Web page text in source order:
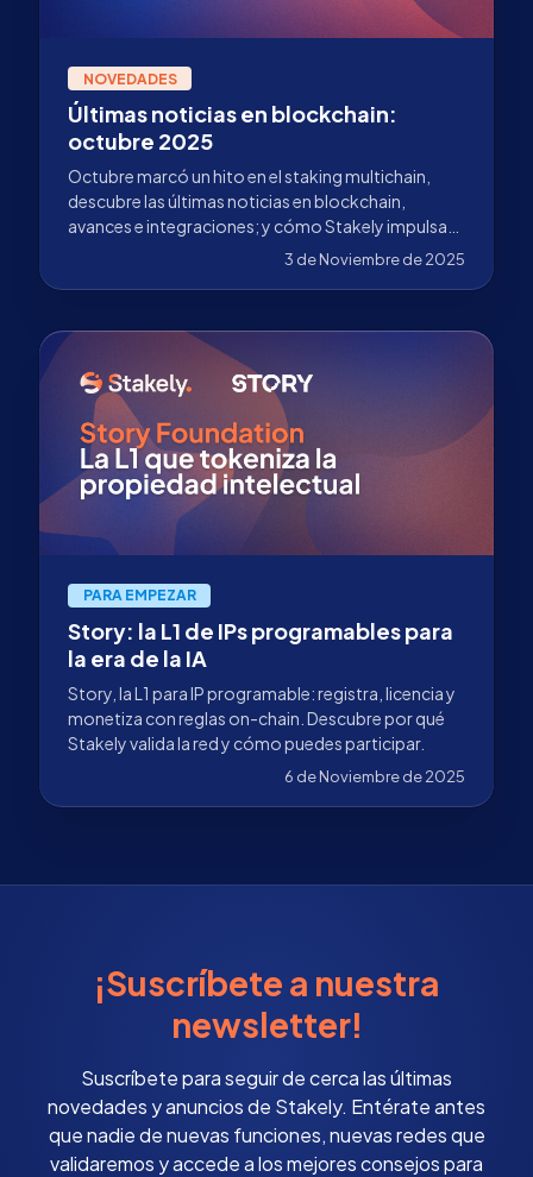
NOVEDADES
Últimas noticias en blockchain:
octubre 2025
Octubre marcó un hito en el staking multichain,
descubre las últimas noticias en blockchain,
avances e integraciones; y cómo Stakely impulsa
3 de Noviembre de 2025
PARA EMPEZAR
Story: la L1 de IPs programables para
la era de la IA
Story, la L1 para IP programable: registra, licencia y
monetiza con reglas on-chain. Descubre por qué
Stakely valida la red y cómo puedes participar.
6 de Noviembre de 2025
¡Suscríbete a nuestra
newsletter!
Suscríbete para seguir de cerca las últimas
novedades y anuncios de Stakely. Entérate antes
que nadie de nuevas funciones, nuevas redes que
validaremos y accede a los mejores consejos para